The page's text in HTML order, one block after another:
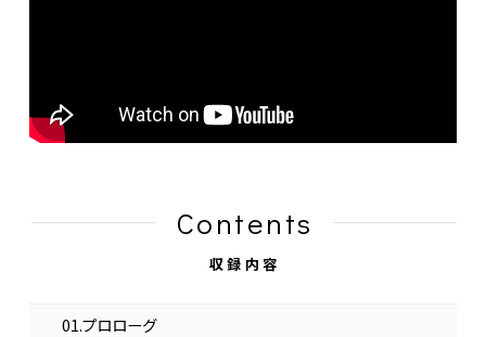
Contents
収録内容
01.プロローグ